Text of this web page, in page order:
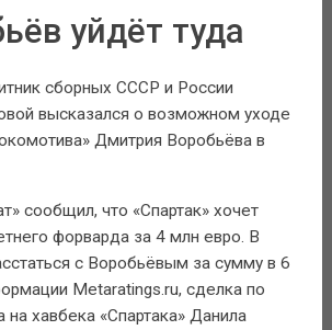
уйдёт туда
сборных СССР и России
высказался о возможном уходе
Дмитрия Воробьёва в
сообщил, что «Спартак» хочет
форварда за 4 млн евро. В
с Воробьёвым за сумму в 6
Metaratings.ru, сделка по
хавбека «Спартака» Данила